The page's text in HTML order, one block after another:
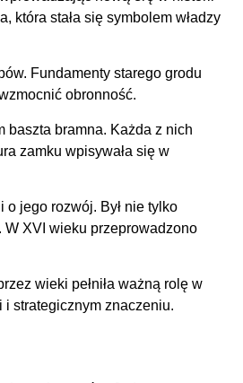
która stała się symbolem władzy
Fundamenty starego grodu
obronność.
baszta bramna. Każda z nich
zamku wpisywała się w
o jego rozwój. Był nie tylko
W XVI wieku przeprowadzono
wieki pełniła ważną rolę w
strategicznym znaczeniu.